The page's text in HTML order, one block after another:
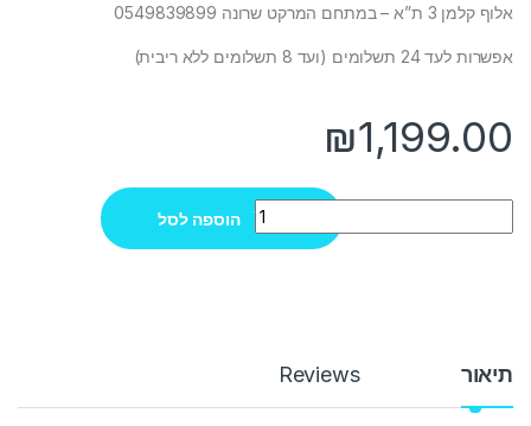
אלוף קלמן 3 ת”א – במתחם המרקט שרונה 0549839899
אפשרות לעד 24 תשלומים (ועד 8 תשלומים ללא ריבית)
₪1,199.00
הוספה לסל
תיאור Reviews